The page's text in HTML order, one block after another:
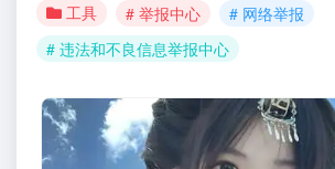
工具 # 举报中心
# 网络举报
# 违法和不良信息举报中心